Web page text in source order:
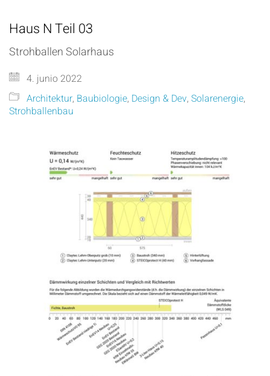
Haus N Teil 03
Strohballen Solarhaus
4. junio 2022
Architektur, Baubiologie, Design & Dev, Solarenergie,
Strohballenbau